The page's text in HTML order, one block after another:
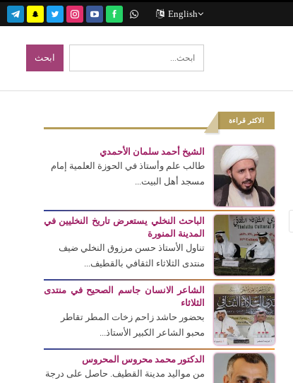
English
الاكثر قراءة
الشيخ أحمد سلمان الأحمدي
طالب علم وأستاذ في الحوزة العلمية إمام
مسجد أهل البيت...
الباحث النخلي يستعرض تاريخ النخليين في
المدينة المنورة
تناول الأستاذ حسن مرزوق النخلي ضيف
منتدى الثلاثاء الثقافي بالقطيف...
الشاعر الانسان جاسم الصحيح في منتدى
الثلاثاء
بحضور حاشد زاحم زخات المطر تقاطر
محبو الشاعر الكبير الأستاذ...
الدكتور محمد محروس المحروس
من مواليد مدينة القطيف. حاصل على درجة